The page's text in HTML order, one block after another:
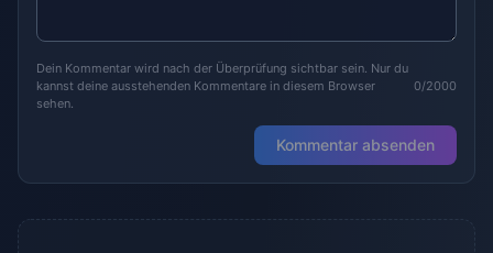
Dein Kommentar wird nach der Überprüfung sichtbar sein. Nur du
kannst deine ausstehenden Kommentare in diesem Browser
sehen.
0/2000
Kommentar absenden